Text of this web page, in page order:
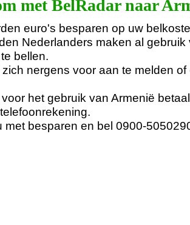
met BelRadar naar
euro's besparen op uw
Nederlanders maken al
bellen.
zich nergens voor aan te melden
voor het gebruik van Armenië
met besparen en bel 0900-